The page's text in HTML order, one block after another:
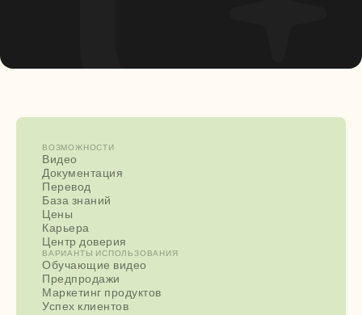
ВОЗМОЖНОСТИ
Видео
Документация
Перевод
База знаний
Цены
Карьера
Центр доверия
ВАРИАНТЫ ИСПОЛЬЗОВАНИЯ
Обучающие видео
Предпродажи
Маркетинг продуктов
Успех клиентов